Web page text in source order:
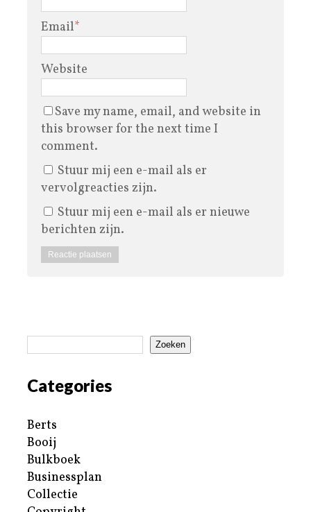
Email*
Website
Save my name, email, and website in
this browser for the next time I
comment.
Stuur mij een e-mail als er
vervolgreacties zijn.
Stuur mij een e-mail als er nieuwe
berichten zijn.
Zoeken
Categories
Berts
Booij
Bulkboek
Businessplan
Collectie